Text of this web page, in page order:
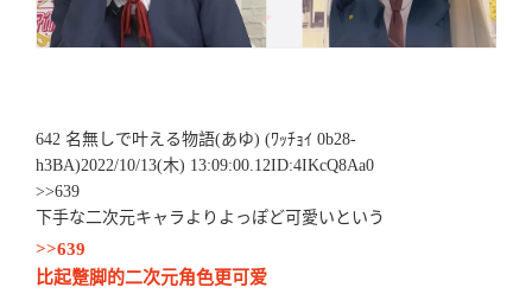
642 名無しで叶える物語(あゆ) (ﾜｯﾁｮｲ 0b28-
h3BA)2022/10/13(木) 13:09:00.12ID:4IKcQ8Aa0
>>639
下手な二次元キャラよりよっぽど可愛いという
>>639
比起蹩脚的二次元角色更可爱